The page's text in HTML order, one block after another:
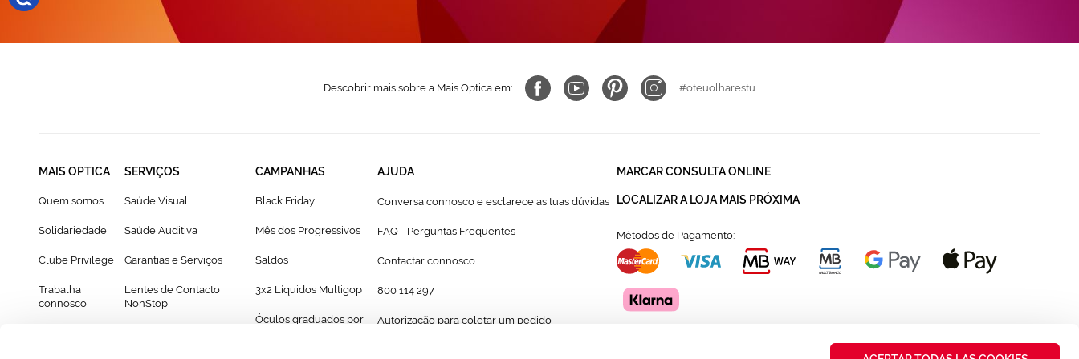
Descobrir mais sobre a Mais Optica em: #oteuolharestu
MAIS OPTICA
Quem somos
Solidariedade
Clube Privilege
Trabalha
connosco
SERVIÇOS
Saúde Visual
Saúde Auditiva
Garantias e Serviços
Lentes de Contacto
NonStop
CAMPANHAS
Black Friday
Mês dos Progressivos
Saldos
3x2 Líquidos Multigop
Óculos graduados por
AJUDA
Conversa connosco e esclarece as tuas dúvidas
FAQ - Perguntas Frequentes
Contactar connosco
800 114 297
Autorização para coletar um pedido
MARCAR CONSULTA ONLINE
LOCALIZAR A LOJA MAIS PRÓXIMA
Métodos de Pagamento: